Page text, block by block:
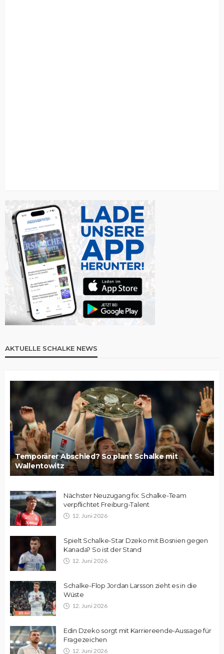
AKTUELLE SCHALKE NEWS
Temporärer Abschied? So plant Schalke mit
Wallentowitz
Nächster Neuzugang fix: Schalke-Team
verpflichtet Freiburg-Talent
12. Juni 2026
Spielt Schalke-Star Dzeko mit Bosnien gegen
Kanada? So ist der Stand
12. Juni 2026
Schalke-Flop Jordan Larsson zieht es in die
Wüste
12. Juni 2026
Edin Dzeko sorgt mit Karriereende-Aussage für
Fragezeichen
12. Juni 2026